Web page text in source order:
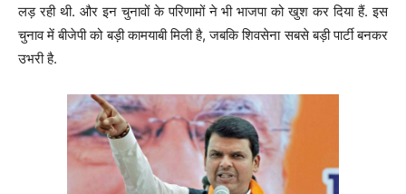
लड़ रही थी. और इन चुनावों के परिणामों ने भी भाजपा को खुश कर दिया हैं. इस
चुनाव में बीजेपी को बड़ी कामयाबी मिली है, जबकि शिवसेना सबसे बड़ी पार्टी बनकर
उभरी है.